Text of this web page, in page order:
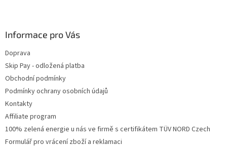
Informace pro Vás
Doprava
Skip Pay - odložená platba
Obchodní podmínky
Podmínky ochrany osobních údajů
Kontakty
Affiliate program
100% zelená energie u nás ve firmě s certifikátem TÜV NORD Czech
Formulář pro vrácení zboží a reklamaci